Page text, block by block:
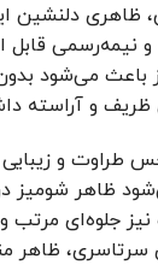
ظاهری دلنشین
و نیمه‌رسمی
باعث می‌شود
ظریف و آراسته
طراوت و زیبایی
ظاهر شومیز
نیز جلوه‌ای
سرتاسری، ظاهر